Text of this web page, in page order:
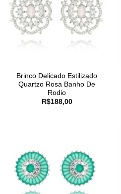
Brinco Delicado Estilizado
Quartzo Rosa Banho De
Rodio
R$188,00